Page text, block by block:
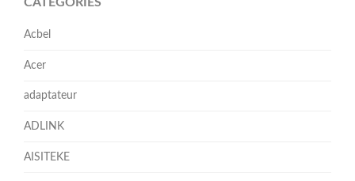
Acbel
Acer
adaptateur
ADLINK
AISITEKE